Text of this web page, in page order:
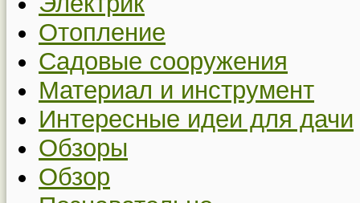
Отопление
Садовые сооружения
Материал и инструмент
Интересные идеи для дачи
Обзоры
Обзор